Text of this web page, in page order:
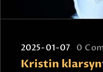
2025-01-07 0
Kristin